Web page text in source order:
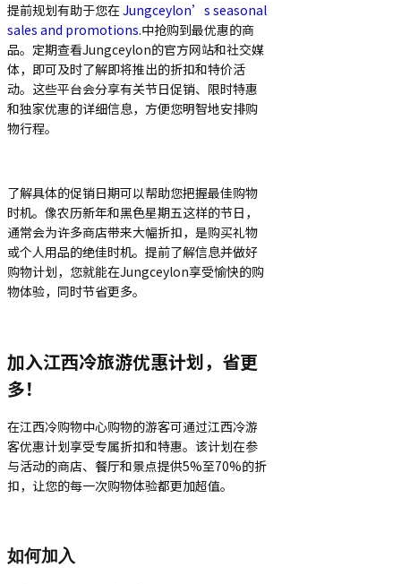
提前规划有助于您在Jungceylon’s seasonal
sales and promotions.中抢购到最优惠的商
品。定期查看Jungceylon的官方网站和社交媒
体，即可及时了解即将推出的折扣和特价活
动。这些平台会分享有关节日促销、限时特惠
和独家优惠的详细信息，方便您明智地安排购
物行程。
了解具体的促销日期可以帮助您把握最佳购物
时机。像农历新年和黑色星期五这样的节日，
通常会为许多商店带来大幅折扣，是购买礼物
或个人用品的绝佳时机。提前了解信息并做好
购物计划，您就能在Jungceylon享受愉快的购
物体验，同时节省更多。
加入江西冷旅游优惠计划，省更
多！
在江西冷购物中心购物的游客可通过江西冷游
客优惠计划享受专属折扣和特惠。该计划在参
与活动的商店、餐厅和景点提供5%至70%的折
扣，让您的每一次购物体验都更加超值。
如何加入